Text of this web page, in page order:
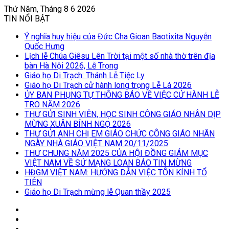
Thứ Năm, Tháng 8 6 2026
TIN NỔI BẬT
Ý nghĩa huy hiệu của Đức Cha Gioan Baotixita Nguyễn
Quốc Hưng
Lịch lễ Chúa Giêsu Lên Trời tại một số nhà thờ trên địa
bàn Hà Nội 2026, Lễ Trọng
Giáo họ Di Trạch: Thánh Lễ Tiệc Ly
Giáo họ Di Trạch cử hành long trọng Lễ Lá 2026
ỦY BAN PHỤNG TỰ THÔNG BÁO VỀ VIỆC CỬ HÀNH LỄ
TRO NĂM 2026
THƯ GỬI SINH VIÊN, HỌC SINH CÔNG GIÁO NHÂN DỊP
MỪNG XUÂN BÍNH NGỌ 2026
THƯ GỬI ANH CHỊ EM GIÁO CHỨC CÔNG GIÁO NHÂN
NGÀY NHÀ GIÁO VIỆT NAM 20/11/2025
THƯ CHUNG NĂM 2025 CỦA HỘI ĐỒNG GIÁM MỤC
VIỆT NAM VỀ SỨ MẠNG LOAN BÁO TIN MỪNG
HĐGM VIỆT NAM: HƯỚNG DẪN VIỆC TÔN KÍNH TỔ
TIÊN
Giáo họ Di Trạch mừng lễ Quan thầy 2025